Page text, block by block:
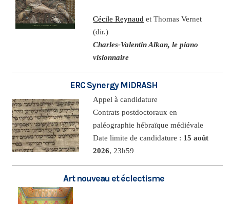
Cécile Reynaud et Thomas Vernet
(dir.)
Charles-Valentin Alkan, le piano
visionnaire
ERC Synergy MiDRASH
Appel à candidature
Contrats postdoctoraux en
paléographie hébraïque médiévale
Date limite de candidature : 15 août
2026, 23h59
Art nouveau et éclectisme